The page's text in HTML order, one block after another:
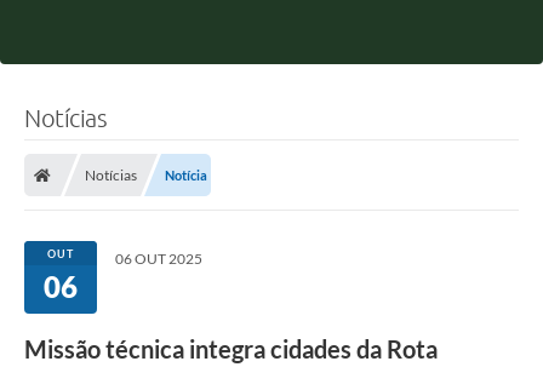
Notícias
Notícias Notícia
OUT
06
06 OUT 2025
Missão técnica integra cidades da Rota